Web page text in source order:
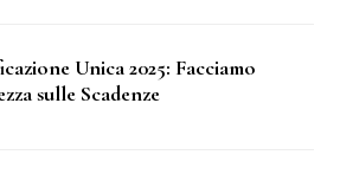
Unica 2025: Facciamo
sulle Scadenze